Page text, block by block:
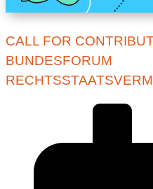
CALL FOR
BUNDESFORUM